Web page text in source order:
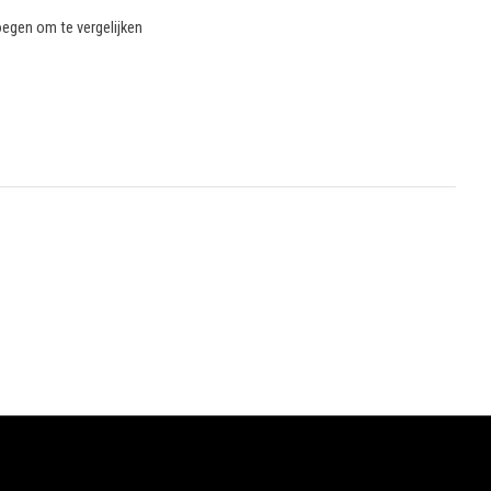
om te vergelijken